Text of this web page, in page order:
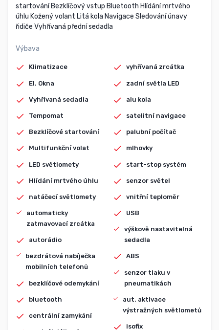
startování Bezklíčový vstup Bluetooth Hlídání mrtvého
úhlu Kožený volant Litá kola Navigace Sledování únavy
řidiče Vyhřívaná přední sedadla
Výbava
Klimatizace
El. Okna
Vyhřívaná sedadla
Tempomat
Bezklíčové startování
Multifunkční volat
LED světlomety
Hlídání mrtvého úhlu
natáčecí světlomety
automaticky
zatmavovací zrcátka
autorádio
bezdrátová nabíječka
mobilních telefonů
bezklíčové odemykání
bluetooth
centrální zamykání
vyhřívaná zrcátka
zadní světla LED
alu kola
satelitní navigace
palubní počítač
mlhovky
start-stop systém
senzor světel
vnitřní teploměr
USB
výškově nastavitelná
sedadla
ABS
senzor tlaku v
pneumatikách
aut. aktivace
výstražných světlometů
isofix